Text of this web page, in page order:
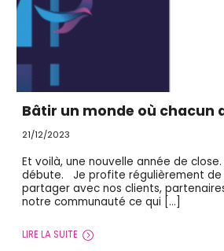
Bâtir un monde où chacun
21/12/2023
Et voilà, une nouvelle année de
débute. Je profite régulièrement
partager avec nos clients,
notre communauté ce qui […]
LIRE LA SUITE